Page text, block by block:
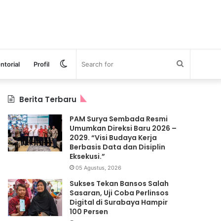
Profil Search
Switch
skin
Berita Terbaru
PAM Surya Sembada Resmi
Umumkan Direksi Baru 2026 –
2029. “Visi Budaya Kerja
Berbasis Data dan Disiplin
Eksekusi.”
05 Agustus, 2026
Sukses Tekan Bansos Salah
Sasaran, Uji Coba Perlinsos
Digital di Surabaya Hampir
100 Persen